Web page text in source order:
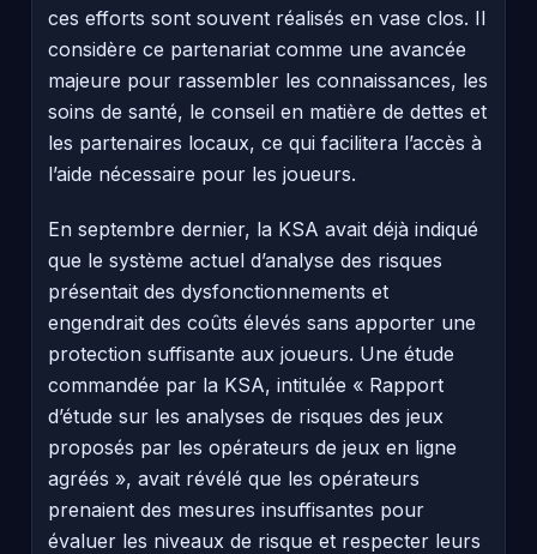
ces efforts sont souvent réalisés en vase clos. Il
considère ce partenariat comme une avancée
majeure pour rassembler les connaissances, les
soins de santé, le conseil en matière de dettes et
les partenaires locaux, ce qui facilitera l’accès à
l’aide nécessaire pour les joueurs.
En septembre dernier, la KSA avait déjà indiqué
que le système actuel d’analyse des risques
présentait des dysfonctionnements et
engendrait des coûts élevés sans apporter une
protection suffisante aux joueurs. Une étude
commandée par la KSA, intitulée « Rapport
d’étude sur les analyses de risques des jeux
proposés par les opérateurs de jeux en ligne
agréés », avait révélé que les opérateurs
prenaient des mesures insuffisantes pour
évaluer les niveaux de risque et respecter leurs